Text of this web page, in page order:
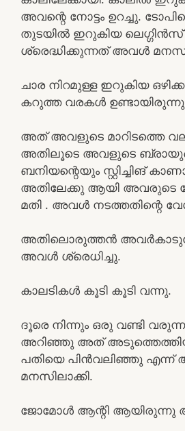
അവന്റെ നോട്ടം ഉറച്ചു.
തുടയിൽ ഇറുകിയ
ശ്രെദ്ധിക്കുന്നത് അവൾ
ചാര നിറമുള്ള ഇറുകിയ
കറുത്ത വരകൾ
അത് അവളുടെ മാറിടത്തെ
അതിലൂടെ അവളുടെ
ബനിയന്റെയും സ്റ്റിച്ചിങ്
അതിലേക്കു ആയി അവരുടെ
മതി . അവൾ നടത്തതിന്റെ
അതിലൊരുത്തൻ
അവൾ ശ്രെധിച്ചു.
കാലടികൾ കൂടി കൂടി വന്നു.
ദൂരെ നിന്നും ഒരു വണ്ടി
അറിഞ്ഞു അത്
പതിയെ പിൻവലിഞ്ഞു എന്ന്
മനസിലാക്കി.
ജോമോൾ ആന്റി ആയിരുന്നു